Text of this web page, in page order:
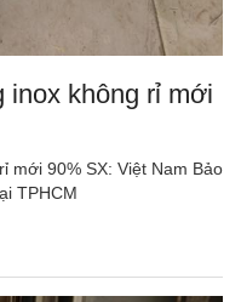
inox không rỉ mới
mới 90% SX: Việt Nam Bảo
TPHCM